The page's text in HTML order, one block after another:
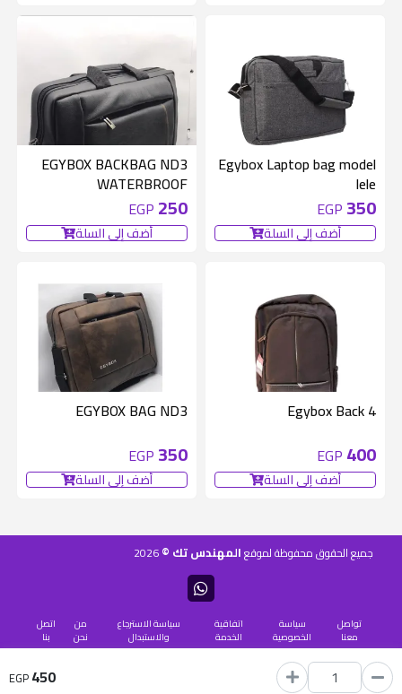
450
EGP
Egybox Laptop bag model
lele
350
EGP
أضف إلى السلة
EGYBOX BACKBAG ND3
WATERBROOF
250
EGP
أضف إلى السلة
Egybox Back 4
400
EGP
أضف إلى السلة
EGYBOX BAG ND3
350
EGP
أضف إلى السلة
جميع الحقوق محفوظة لموقعالمهندس تك ©2026
تواصل
معنا
سياسة
الخصوصية
اتفاقية
الخدمة
سياسة الاسترجاع
والاستبدال
من
نحن
اتصل
بنا